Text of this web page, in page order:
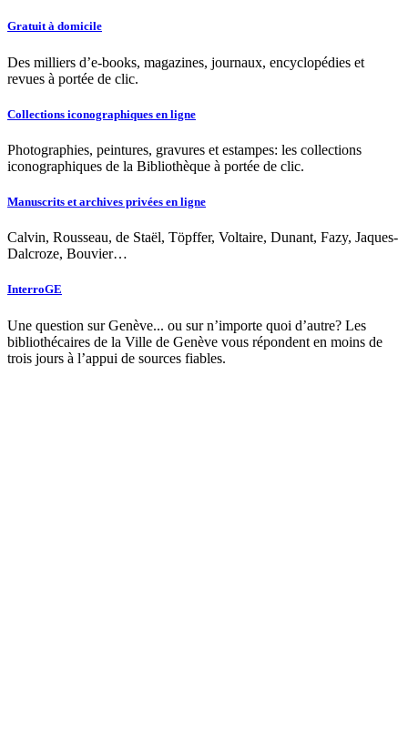
Gratuit à domicile
Des milliers d’e-books, magazines, journaux, encyclopédies et
revues à portée de clic.
Collections iconographiques en ligne
Photographies, peintures, gravures et estampes: les collections
iconographiques de la Bibliothèque à portée de clic.
Manuscrits et archives privées en ligne
Calvin, Rousseau, de Staël, Töpffer, Voltaire, Dunant, Fazy, Jaques-
Dalcroze, Bouvier…
InterroGE
Une question sur Genève... ou sur n’importe quoi d’autre? Les
bibliothécaires de la Ville de Genève vous répondent en moins de
trois jours à l’appui de sources fiables.